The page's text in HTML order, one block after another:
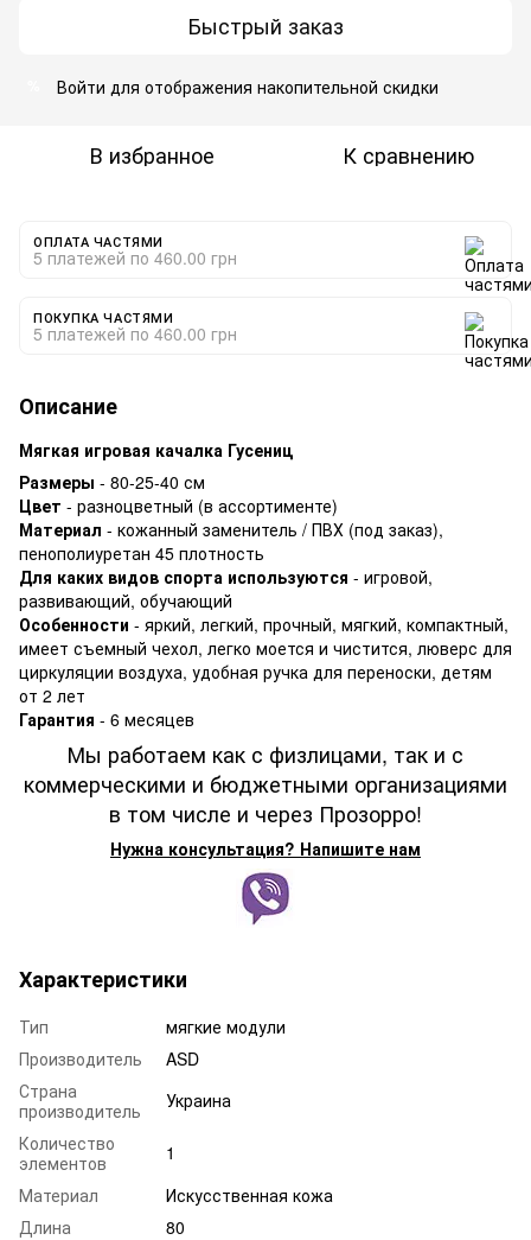
Быстрый заказ
Войти для отображения накопительной скидки
В избранное К сравнению
ОПЛАТА ЧАСТЯМИ
5 платежей по 460.00 грн
ПОКУПКА ЧАСТЯМИ
5 платежей по 460.00 грн
Описание
Мягкая игровая качалка Гусениц
Размеры - 80-25-40 см
Цвет - разноцветный (в ассортименте)
Материал - кожанный заменитель / ПВХ (под заказ),
пенополиуретан 45 плотность
Для каких видов спорта используются - игровой,
развивающий, обучающий
Особенности - яркий, легкий, прочный, мягкий, компактный,
имеет съемный чехол, легко моется и чистится, люверс для
циркуляции воздуха, удобная ручка для переноски, детям
от 2 лет
Гарантия - 6 месяцев
Мы работаем как с физлицами, так и с
коммерческими и бюджетными организациями
в том числе и через Прозорро!
Нужна консультация? Напишите нам
Характеристики
Тип
мягкие модули
Производитель
ASD
Страна
производитель
Украина
Количество
элементов
1
Материал
Искусственная кожа
Длина
80